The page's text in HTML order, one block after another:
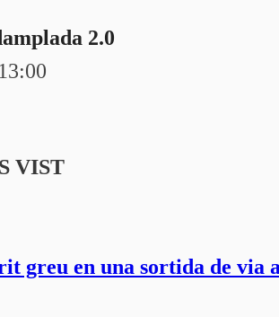
2.0
VIST
greu en una sortida de via